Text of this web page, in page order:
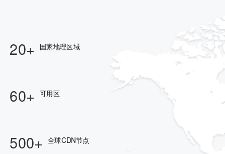
20+ 国家地理区域
60+ 可用区
500+ 全球CDN节点